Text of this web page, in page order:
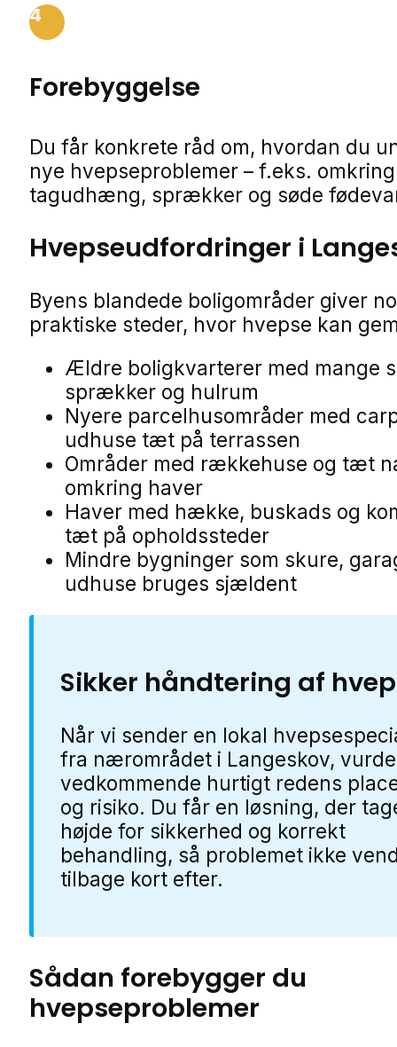
4
Forebyggelse
Du får konkrete råd om, hvordan du
nye hvepseproblemer – f.eks.
tagudhæng, sprækker og søde
Hvepseudfordringer i
Byens blandede boligområder giver
praktiske steder, hvor hvepse kan
Ældre boligkvarterer med mange
sprækker og hulrum
Nyere parcelhusområder med
udhuse tæt på terrassen
Områder med rækkehuse og tæt
omkring haver
Haver med hække, buskads og
tæt på opholdssteder
Mindre bygninger som skure,
udhuse bruges sjældent
Sikker håndtering af
Når vi sender en lokal
fra nærområdet i Langeskov,
vedkommende hurtigt redens
og risiko. Du får en løsning, der
højde for sikkerhed og korrekt
behandling, så problemet ikke
tilbage kort efter.
Sådan forebygger du
hvepseproblemer